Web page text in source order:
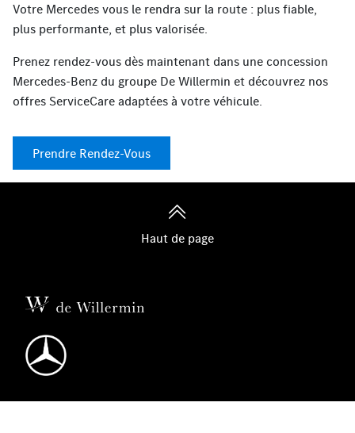
Votre Mercedes vous le rendra sur la route : plus fiable,
plus performante, et plus valorisée.
Prenez rendez-vous dès maintenant dans une concession
Mercedes-Benz du groupe De Willermin et découvrez nos
offres ServiceCare adaptées à votre véhicule.
Prendre Rendez-Vous
Haut de page